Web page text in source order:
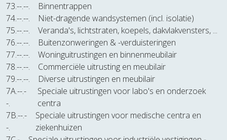
73.--.--.
Binnentrappen
74.--.--.
Niet-dragende wandsystemen (incl. isolatie)
75.--.--.
Veranda's, lichtstraten, koepels, dakvlakvensters, ...
76.--.--.
Buitenzonweringen & -verduisteringen
77.--.--.
Woninguitrustingen en binnenmeubilair
78.--.--.
Commerciële uitrusting en meubilair
79.--.--.
Diverse uitrustingen en meubilair
7A.--.-
-.
Speciale uitrustingen voor labo's en onderzoek
centra
7B.--.-
-.
Speciale uitrustingen voor medische centra en
ziekenhuizen